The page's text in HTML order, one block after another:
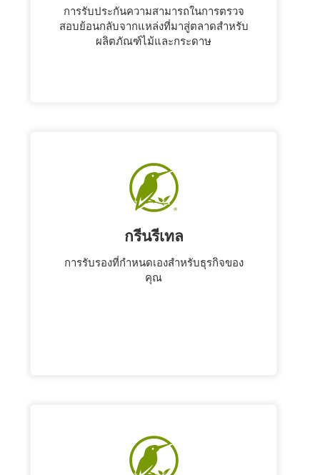
การรับประกันความสามารถในการตรวจ
สอบย้อนกลับจากแหล่งที่มาสู่ตลาดสำหรับ
ผลิตภัณฑ์ไม้และกระดาษ
กรีนรีเทล
การรับรองที่กําหนดเองสําหรับธุรกิจของ
คุณ